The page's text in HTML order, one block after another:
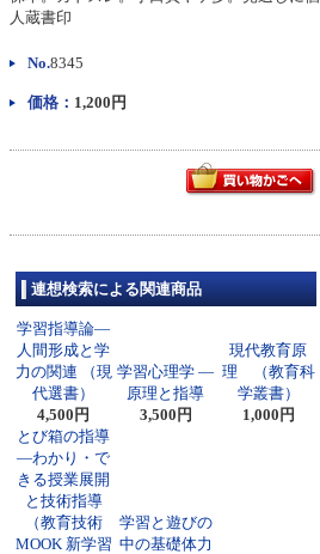
人蔵書印
No.8345
価格： 1,200円
連想検索による関連商品
学習指導論―
人間形成と学
力の関連 （現
代選書）
4,500円
学習心理学 ―
原理と指導
3,500円
現代教育原
理 （教育科
学叢書）
1,000円
とび箱の指導
―わかり・で
きる授業展開
と技術指導
（教育技術
MOOK 新学習
学習と遊びの
中の基礎体力